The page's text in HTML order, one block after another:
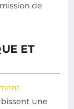
de
ET
une